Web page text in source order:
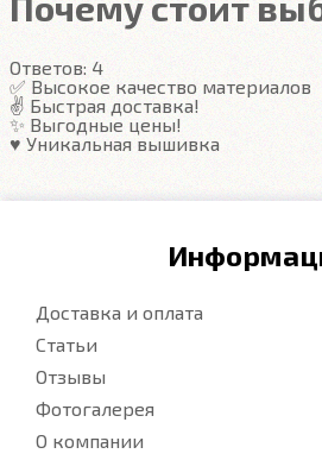
Ответов: 4
✅ Высокое качество материалов
✌️ Быстрая доставка!
✨ Выгодные цены!
♥️ Уникальная вышивка
Доставка и оплата
Статьи
Отзывы
Фотогалерея
О компании